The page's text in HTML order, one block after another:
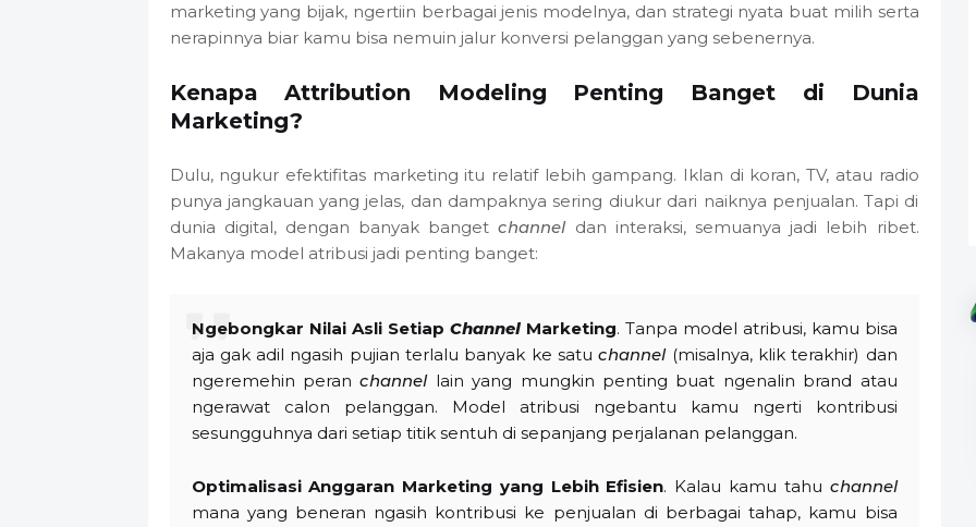
marketing yang bijak, ngertiin berbagai jenis modelnya, dan strategi nyata buat milih serta
nerapinnya biar kamu bisa nemuin jalur konversi pelanggan yang sebenernya.
Kenapa Attribution Modeling Penting Banget di Dunia
Marketing?
Dulu, ngukur efektifitas marketing itu relatif lebih gampang. Iklan di koran, TV, atau radio
punya jangkauan yang jelas, dan dampaknya sering diukur dari naiknya penjualan. Tapi di
dunia digital, dengan banyak bangetchanneldan interaksi, semuanya jadi lebih ribet.
Makanya model atribusi jadi penting banget:
Ngebongkar Nilai Asli Setiap ChannelMarketing. Tanpa model atribusi, kamu bisa
aja gak adil ngasih pujian terlalu banyak ke satuchannel(misalnya, klik terakhir) dan
ngeremehin peranchannellain yang mungkin penting buat ngenalin brand atau
ngerawat calon pelanggan. Model atribusi ngebantu kamu ngerti kontribusi
sesungguhnya dari setiap titik sentuh di sepanjang perjalanan pelanggan.
Optimalisasi Anggaran Marketing yang Lebih Efisien. Kalau kamu tahu channel
mana yang beneran ngasih kontribusi ke penjualan di berbagai tahap, kamu bisa